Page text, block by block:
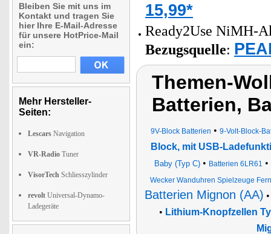
Bleiben Sie mit uns im
Kontakt und tragen Sie
hier Ihre E-Mail-Adresse
für unsere HotPrice-Mail
ein:
Mehr Hersteller-
Seiten:
Lescars Navigation
VR-Radio Tuner
VisorTech Schliesszylinder
revolt Universal-Dynamo-
Ladegeräte
15,99*
Ready2Use NiMH-
Bezugsquelle:
Themen-
Batterien,
9V-Block Batterien • 9-Volt-Block-
Block, mit USB-
Baby (Typ C)• Batterien 6LR61 •
Wecker Wanduhren Spielzeuge
Batterien Mignon (AA)
• Lithium-Knopfzellen